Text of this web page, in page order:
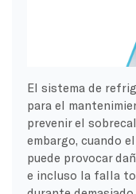
El sistema de
para el
prevenir el
embargo, cuando
puede provocar
e incluso la falla